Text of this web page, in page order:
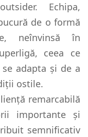
Echipa,
de o formă
neînvinsă în
ceea ce
adapta și de a
ostile.
remarcabilă
importante și
semnificativ